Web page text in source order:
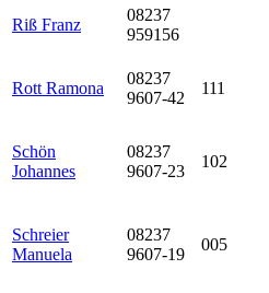
Riß Franz
08237
959156
Rott Ramona
08237
9607-42
111
Schön
Johannes
08237
9607-23
102
Schreier
Manuela
08237
9607-19
005